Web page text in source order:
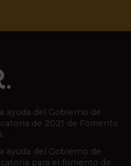
ayuda del Gobierno de
de 2021 de Fomento
ayuda del Gobierno de
para el fomento de